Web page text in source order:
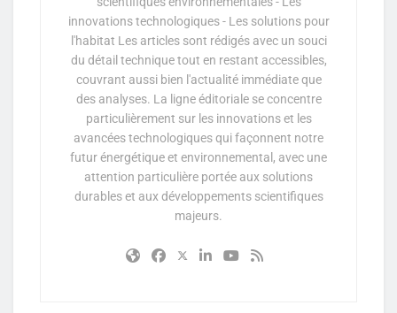
innovations technologiques - Les solutions pour
l'habitat Les articles sont rédigés avec un souci
du détail technique tout en restant accessibles,
couvrant aussi bien l'actualité immédiate que
des analyses. La ligne éditoriale se concentre
particulièrement sur les innovations et les
avancées technologiques qui façonnent notre
futur énergétique et environnemental, avec une
attention particulière portée aux solutions
durables et aux développements scientifiques
majeurs.